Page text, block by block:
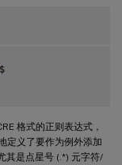
$
格式的正则表达式，
定义了要作为例外添加
其是点星号 (.*) 元字符/